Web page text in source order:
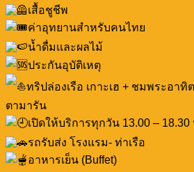
เสื้อชูชีพ
ค่าอุทยานสำหรับคนไทย
น้ำดื่มเเละผลไม้
ประกันอุบัติเหตุ
ทริปล่องเรือ เกาะเฮ + ชมพระอาทิ
ตามารัน
เปิดให้บริการทุกวัน 13.00 – 18.30
รถรับส่ง โรงแรม- ท่าเรือ
อาหารเย็น (Buffet)